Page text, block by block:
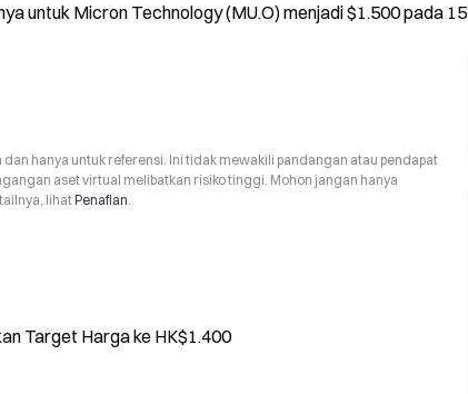
untuk Micron Technology (MU.O) menjadi $1.500 pada 15
hanya untuk referensi. Ini tidak mewakili pandangan atau pendapat
aset virtual melibatkan risiko tinggi. Mohon jangan hanya
lihatPenafian.
Target Harga ke HK$1.400